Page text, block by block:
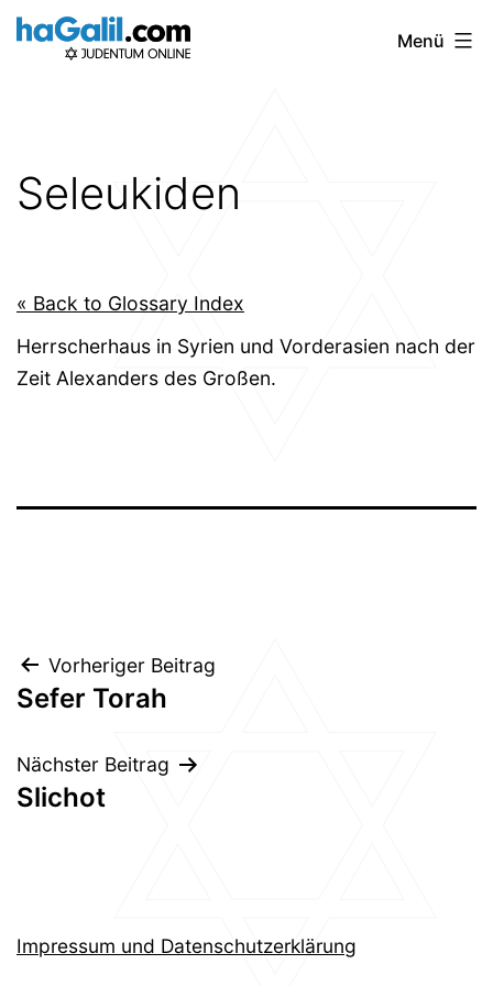
Zum
Inhalt
Menü
Seleukiden
« Back to Glossary Index
Herrscherhaus in Syrien und Vorderasien nach der
Zeit Alexanders des Großen.
Beitragsnavigation
Vorheriger Beitrag
Sefer Torah
Nächster Beitrag
Slichot
Impressum und Datenschutzerklärung